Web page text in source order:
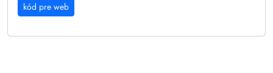
kód pre web